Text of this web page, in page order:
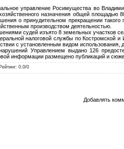
управление Росимущества во
назначения общей площадью
о принудительном прекращении
производством деятельностью.
судей изъято 8 земельных участков
налоговой службы по Костромской
с установленным видом
Управлением выдано 126
информации размещено публикаций и
Рейтинг: 0.0/0
Добавлять